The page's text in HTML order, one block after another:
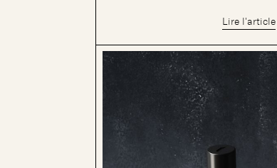
Lire l'article